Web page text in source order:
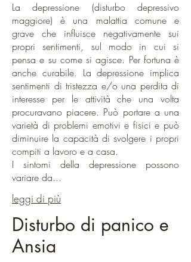
La depressione (disturbo depressivo
maggiore) è una malattia comune e
grave che influisce negativamente sui
propri sentimenti, sul modo in cui si
pensa e su come si agisce. Per fortuna è
anche curabile. La depressione implica
sentimenti di tristezza e/o una perdita di
interesse per le attività che una volta
procuravano piacere. Può portare a una
varietà di problemi emotivi e fisici e può
diminuire la capacità di svolgere i propri
compiti a lavoro e a casa.
I sintomi della depressione possono
variare da...
leggi di più
Disturbo di panico e
Ansia